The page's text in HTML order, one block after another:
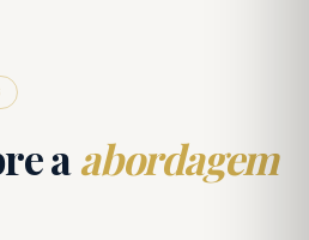
aabordagem